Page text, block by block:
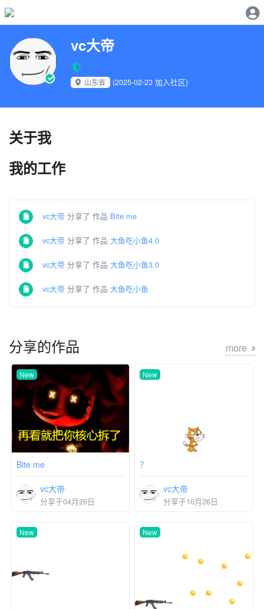
vc大帝
山东省 (2025-02-23 加入社区)
关于我
我的工作
vc大帝 分享了 作品 Bite me
vc大帝 分享了 作品 大鱼吃小鱼4.0
vc大帝 分享了 作品 大鱼吃小鱼3.0
vc大帝 分享了 作品 大鱼吃小鱼
分享的作品 more
New
Bite me
vc大帝
分享于04月26日
New
？
vc大帝
分享于10月26日
New New